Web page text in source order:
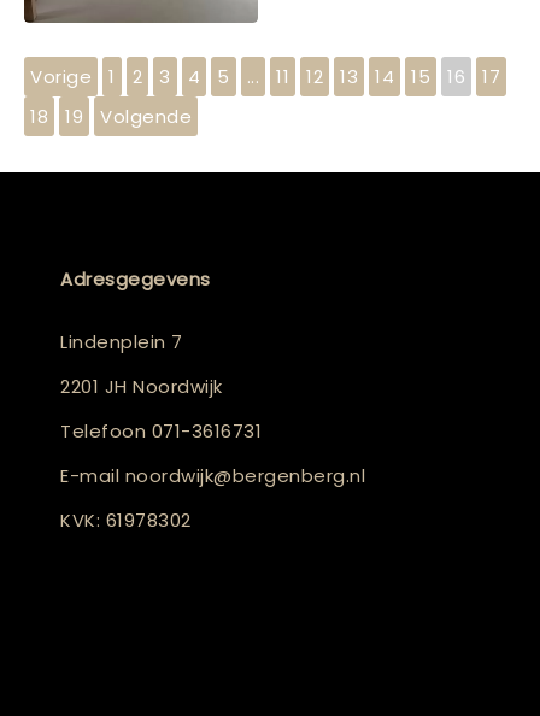
Vorige 1 2 3 4 5 ... 11 12 13 14 15 16
17
18
19 Volgende
Adresgegevens
Lindenplein 7
2201 JH Noordwijk
Telefoon 071-3616731
E-mail noordwijk@bergenberg.nl
KVK: 61978302